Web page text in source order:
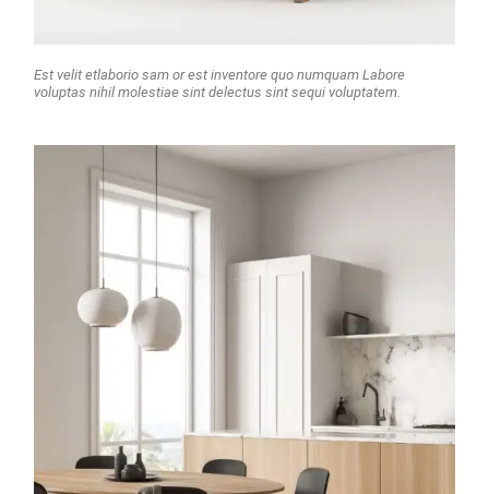
Est velit etlaborio sam or est inventore quo numquam Labore
voluptas nihil molestiae sint delectus sint sequi voluptatem.